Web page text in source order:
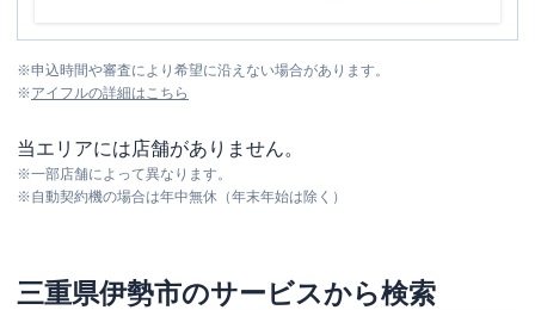
※申込時間や審査により希望に沿えない場合があります。
※アイフルの詳細はこちら
当エリアには店舗がありません。
※一部店舗によって異なります。
※自動契約機の場合は年中無休（年末年始は除く）
三重県伊勢市のサービスから検索